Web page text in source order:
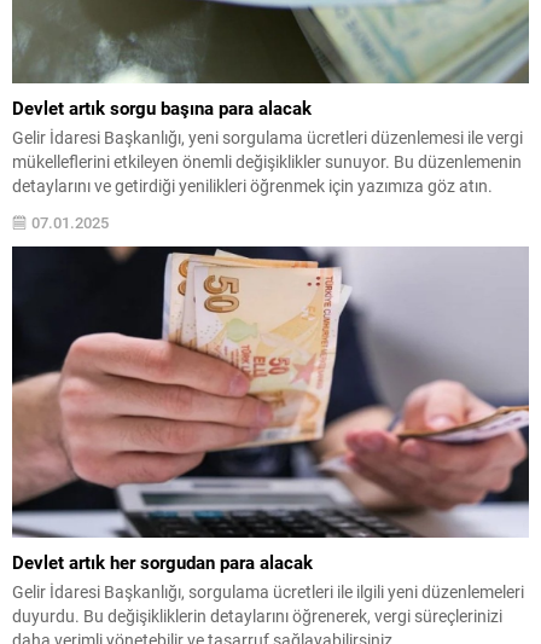
Devlet artık sorgu başına para alacak
Gelir İdaresi Başkanlığı, yeni sorgulama ücretleri düzenlemesi ile vergi
mükelleflerini etkileyen önemli değişiklikler sunuyor. Bu düzenlemenin
detaylarını ve getirdiği yenilikleri öğrenmek için yazımıza göz atın.
07.01.2025
Devlet artık her sorgudan para alacak
Gelir İdaresi Başkanlığı, sorgulama ücretleri ile ilgili yeni düzenlemeleri
duyurdu. Bu değişikliklerin detaylarını öğrenerek, vergi süreçlerinizi
daha verimli yönetebilir ve tasarruf sağlayabilirsiniz.